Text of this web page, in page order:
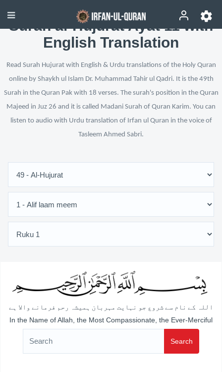
Surah al-Hujurat Ayat 11 with
English Translation
Read Surah Hujurat with English & Urdu translations of the Holy Quran
online by Shaykh ul Islam Dr. Muhammad Tahir ul Qadri. It is the 49th
Surah in the Quran Pak with 18 verses. The surah's position in the Quran
Majeed in Juz 26 and it is called Madani Surah of Quran Karim. You can
listen to audio with Urdu translation of Irfan ul Quran in the voice of
Tasleem Ahmed Sabri.
اللہ کے نام سے شروع جو نہایت مہربان ہمیشہ رحم فرمانے والا ہے
In the Name of Allah, the Most Compassionate, the Ever-Merciful
Search